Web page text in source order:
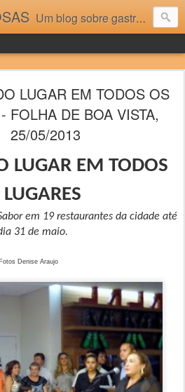
Um blog sobre gastronomia para as pessoas que gostam da boa cozinha. Dicas, receitas, notícias gastronômicas e viagens do Caburaí ao Chuí. Vou adorar tê-los na minha cozinha acima do Equador.
LUGAR EM TODOS OS
FOLHA DE BOA VISTA,
25/05/2013
LUGAR EM TODOS
em 19 restaurantes da cidade até
31 de maio.
Fotos Denise Araujo